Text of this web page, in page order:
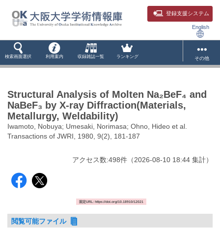
登録支援システム
English
検索画面選択 利用案内 収録雑誌一覧 ランキング その他
Structural Analysis of Molten Na₂BeF₄ and
NaBeF₃ by X-ray Diffraction(Materials,
Metallurgy, Weldability)
Iwamoto, Nobuya; Umesaki, Norimasa; Ohno, Hideo et al.
Transactions of JWRI, 1980, 9(2), 181-187
アクセス数:498件 （2026-08-10 18:44 集計）
固定URL: https://doi.org/10.18910/12021
閲覧可能ファイル